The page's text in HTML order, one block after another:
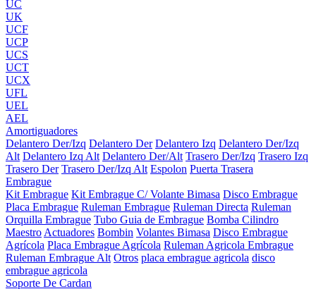
UC
UK
UCF
UCP
UCS
UCT
UCX
UFL
UEL
AEL
Amortiguadores
Delantero Der/Izq Delantero Der Delantero Izq Delantero Der/Izq
Alt Delantero Izq Alt Delantero Der/Alt Trasero Der/Izq Trasero Izq
Trasero Der Trasero Der/Izq Alt Espolon Puerta Trasera
Embrague
Kit Embrague Kit Embrague C/ Volante Bimasa Disco Embrague
Placa Embrague Ruleman Embrague Ruleman Directa Ruleman
Orquilla Embrague Tubo Guia de Embrague Bomba Cilindro
Maestro Actuadores Bombin Volantes Bimasa Disco Embrague
Agrícola Placa Embrague Agrícola Ruleman Agricola Embrague
Ruleman Embrague Alt Otros placa embrague agricola disco
embrague agricola
Soporte De Cardan